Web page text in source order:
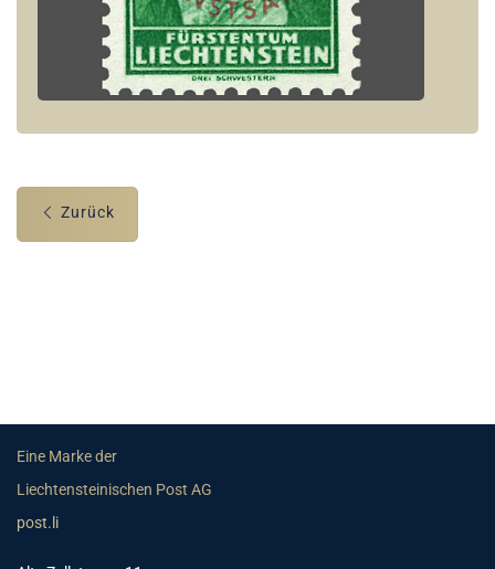
Zurück
Eine Marke der
Liechtensteinischen Post AG
post.li